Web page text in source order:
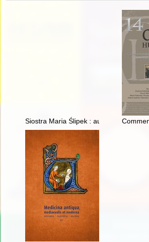
Siostra Maria Ślipek : autobiografia : to,